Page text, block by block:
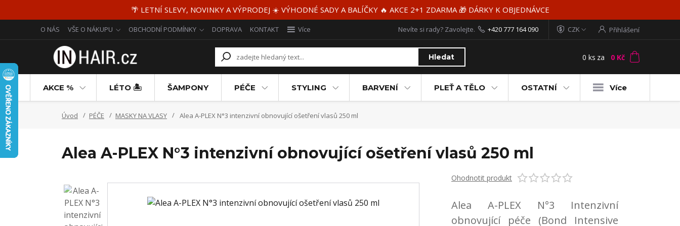
🌴 LETNÍ SLEVY, NOVINKY A VÝPRODEJ ☀️ VÝHODNÉ SADY A BALÍČKY 🔥 AKCE 2+1 ZDARMA 🎁 DÁRKY K OBJEDNÁVCE
O NÁS VŠE O NÁKUPU OBCHODNÍ PODMÍNKY DOPRAVA KONTAKT Více CZK Přihlášení
Hledat
Nevíte si rady? Zavolejte. +420 777 164 090
0 ks za 0 Kč
AKCE % LÉTO 🏝️ ŠAMPONY PÉČE STYLING BARVENÍ PLEŤ A TĚLO OSTATNÍ Více
Úvod PÉČE MASKY NA VLASY Alea A-PLEX N°3 intenzivní obnovující ošetření vlasů 250 ml
Alea A-PLEX N°3 intenzivní obnovující ošetření vlasů 250 ml
Ohodnotit produkt
Alea A-PLEX N°3 Intenzivní
obnovující péče (Bond Intensive